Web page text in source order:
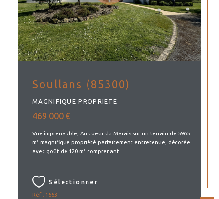
Soullans (85300)
MAGNIFIQUE PROPRIETE
469 000 €
Vue imprenabble, Au coeur du Marais sur un terrain de 5965
m² magnifique propriété parfaitement entretenue, décorée
avec goût de 120 m² comprenant...
Sélectionner
Réf : 1663